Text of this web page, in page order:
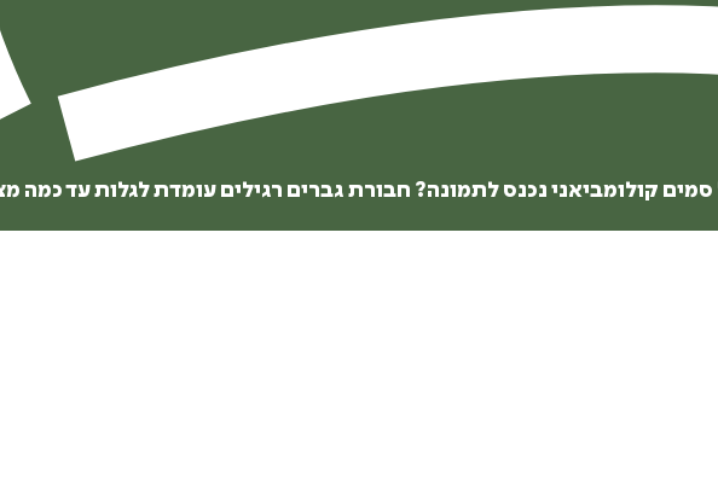
קולומביאני נכנס לתמונה? חבורת גברים רגילים עומדת לגלות עד כמה